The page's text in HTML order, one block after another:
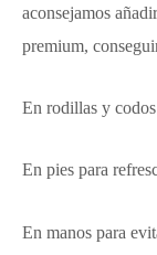
aconsejamos
premium,
En rodillas y
En pies para
En manos para